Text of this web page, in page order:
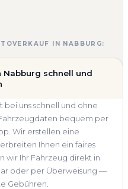
IN NABBURG:
Nabburg schnell und
uns schnell und ohne
bequem per
Wir erstellen eine
Ihnen ein faires
wir Ihr Fahrzeug direkt in
oder per Überweisung —
Gebühren.